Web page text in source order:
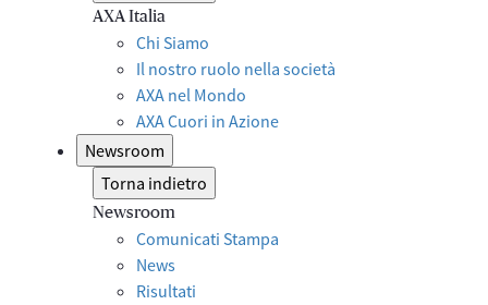
AXA Italia
Chi Siamo
Il nostro ruolo nella società
AXA nel Mondo
AXA Cuori in Azione
Newsroom
Torna indietro
Newsroom
Comunicati Stampa
News
Risultati